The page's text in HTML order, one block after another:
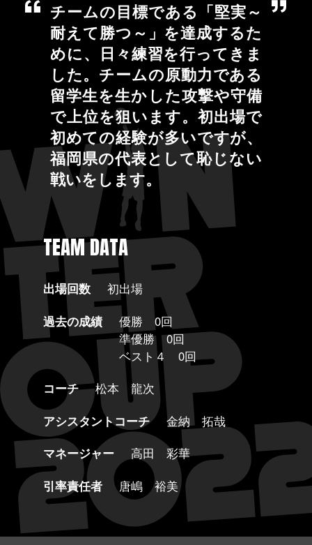
チームの目標である「堅実～
耐えて勝つ～」を達成するた
めに、日々練習を行ってきま
した。チームの原動力である
留学生を生かした攻撃や守備
で上位を狙います。初出場で
初めての経験が多いですが、
福岡県の代表として恥じない
戦いをします。
TEAM DATA
出場回数
初出場
過去の成績
優勝 0回
準優勝 0回
ベスト４ 0回
コーチ
松本 龍次
アシスタントコーチ
金納 拓哉
マネージャー
高田 彩華
引率責任者
唐嶋 裕美